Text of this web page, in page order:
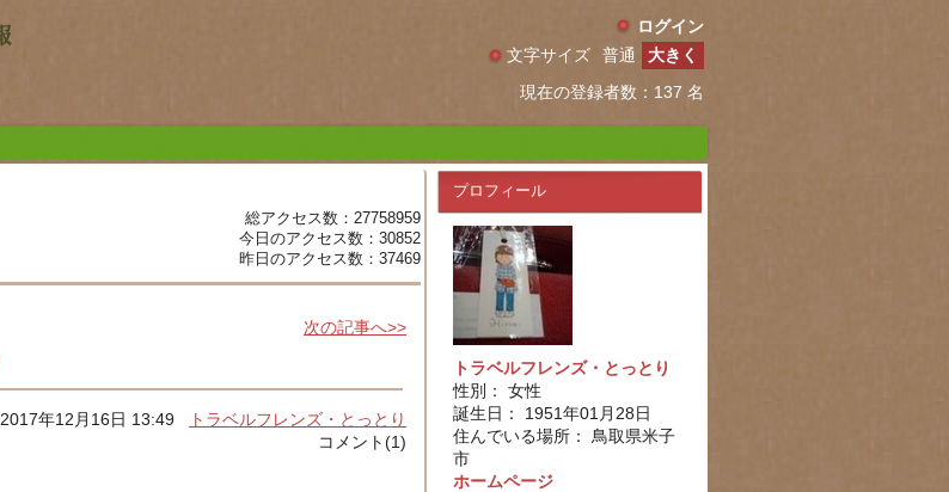
ログイン
現在の登録者数：137 名
文字サイズ 普通 大きく
総アクセス数：27758959
今日のアクセス数：30852
昨日のアクセス数：37469
次の記事へ>>
2017年12月16日 13:49
トラベルフレンズ・とっとり
コメント(1)
プロフィール
トラベルフレンズ・とっとり
性別： 女性
誕生日： 1951年01月28日
住んでいる場所： 鳥取県米子
市
ホームページ